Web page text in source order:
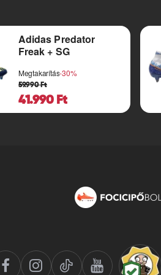
Adidas Predator
Freak + SG
Megtakarítás-30%
41.990 Ft
59.990 Ft